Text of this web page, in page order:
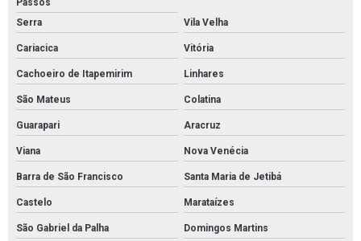
Serra
Vila Velha
Cariacica Vitória
Cachoeiro de Itapemirim Linhares
São Mateus Colatina
Guarapari Aracruz
Viana Nova Venécia
Barra de São Francisco Santa Maria de Jetibá
Castelo Marataízes
São Gabriel da Palha Domingos Martins